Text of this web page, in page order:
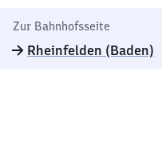
Zur Bahnhofsseite
Rheinfelden (Baden)